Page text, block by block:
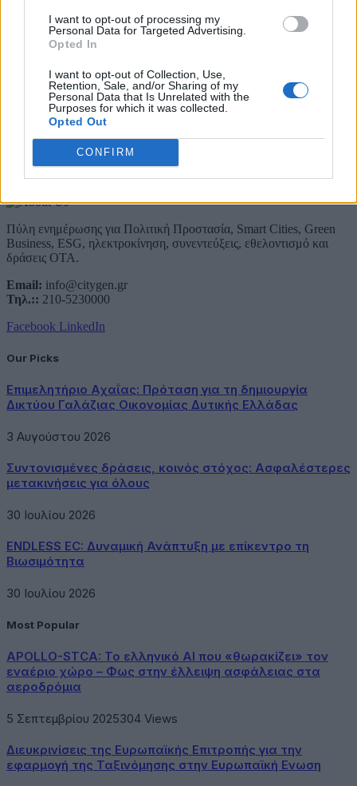
I want to opt-out of processing my
Personal Data for Targeted Advertising.
Opted In
I want to opt-out of Collection, Use,
Retention, Sale, and/or Sharing of my
Personal Data that Is Unrelated with the
Purposes for which it was collected.
Opted Out
CONFIRM
Λάβετε όλα τα τελευταία νέα από τον χώρο της Πολιτικής
Προστασίας, του ESG, του Green Business και των ΟΤΑ
Συμφωνώ με την Πολιτική Δεδομένων
About Us
Πύλη ενημέρωσης για Πολιτική Προστασία, Smart Cities, Green
Business, ESG, ηλεκτροκίνηση, συνεντεύξεις, εθελοντισμό και
δράσεις ΟΤΑ.
Email: info@citygen.gr
Τηλ.:: 210-5230000
Facebook LinkedIn
Our Picks
Επιμελητήριο Αχαΐας: Πρόταση για τη δημιουργία
Δικτύου Γαλάζιας Οικονομίας Δυτικής Ελλάδας
3 Αυγούστου 2026
Συντονισμένες δράσεις, κοινός στόχος: Ασφαλέστερες
μετακινήσεις για όλους
30 Ιουλίου 2026
ENDLESS EC: Δυναμική Ανάπτυξη με επίκεντρο τη
Βιωσιμότητα
30 Ιουλίου 2026
Most Popular
APOLLO-STCA: Το ελληνικό AI που «θωρακίζει» τον
εναέριο χώρο – Φως στην έλλειψη ασφάλειας στα
αεροδρόμια
5 Σεπτεμβρίου 2025304 Views
Διευκρινίσεις της Ευρωπαϊκής Επιτροπής για την
εφαρμογή της Ταξινόμησης στην Ευρωπαϊκή Ενωση